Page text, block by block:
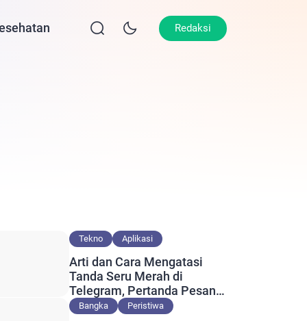
Lifestyle Olahraga
Redaksi
Tekno Aplikasi
Arti dan Cara Mengatasi
Tanda Seru Merah di
Telegram, Pertanda Pesan
Gagal Terkirim?
Bangka Peristiwa